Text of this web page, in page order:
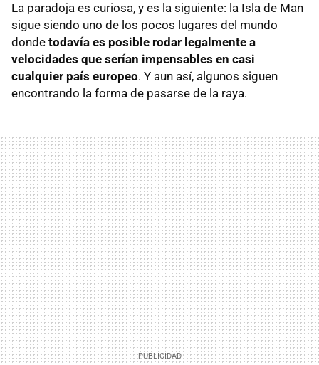
La paradoja es curiosa, y es la siguiente: la Isla de Man
sigue siendo uno de los pocos lugares del mundo
donde todavía es posible rodar legalmente a
velocidades que serían impensables en casi
cualquier país europeo. Y aun así, algunos siguen
encontrando la forma de pasarse de la raya.